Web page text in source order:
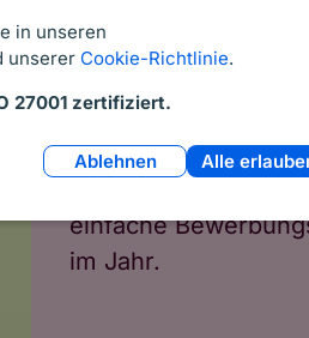
in unseren
unserer Cookie-Richtlinie.
27001 zertifiziert.
Ablehnen Alle
2 mio.
einfache
im Jahr.